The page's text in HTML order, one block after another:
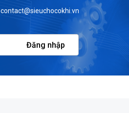
contact@sieuchocokhi.vn
Đăng nhập